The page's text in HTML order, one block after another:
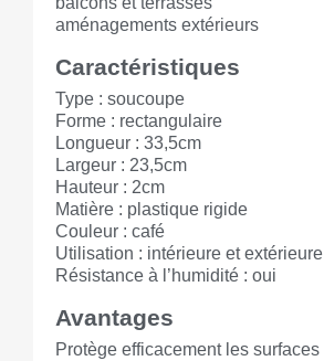
aménagements extérieurs
Caractéristiques
Type : soucoupe
Forme : rectangulaire
Longueur : 33,5cm
Largeur : 23,5cm
Hauteur : 2cm
Matière : plastique rigide
Couleur : café
Utilisation : intérieure et extérieure
Résistance à l’humidité : oui
Avantages
Protège efficacement les surfaces